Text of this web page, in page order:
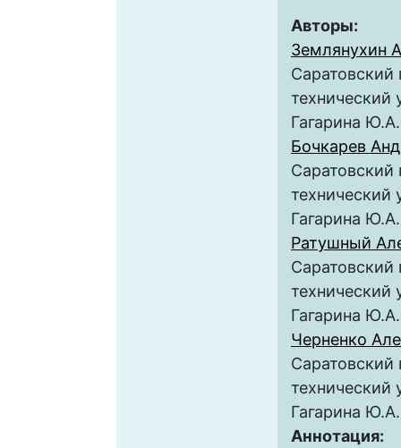
Авторы:
Землянухин
Саратовский
технический
Гагарина Ю.А.
Бочкарев
Саратовский
технический
Гагарина Ю.А.
Ратушный
Саратовский
технический
Гагарина Ю.А.
Черненко
Саратовский
технический
Гагарина Ю.А.
Аннотация: